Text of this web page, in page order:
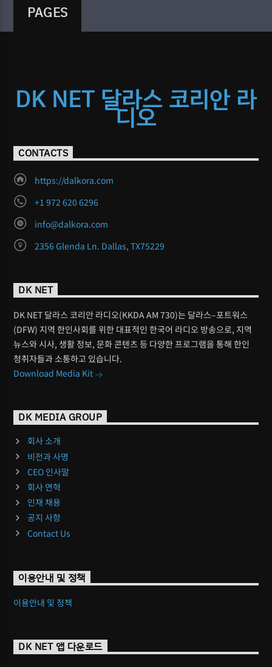
PAGES
DK NET 달라스 코리안 라
디오
CONTACTS
https://dalkora.com
+1 972 620 6296
info@dalkora.com
2356 Glenda Ln. Dallas, TX75229
DK NET
DK NET 달라스 코리안 라디오(KKDA AM 730)는 달라스–포트워스
(DFW) 지역 한인사회를 위한 대표적인 한국어 라디오 방송으로, 지역
뉴스와 시사, 생활 정보, 문화 콘텐츠 등 다양한 프로그램을 통해 한인
청취자들과 소통하고 있습니다.
Download Media Kit
DK MEDIA GROUP
회사 소개
비전과 사명
CEO 인사말
회사 연혁
인재 채용
공지 사항
Contact Us
이용안내 및 정책
이용안내 및 정책
DK NET 앱 다운로드